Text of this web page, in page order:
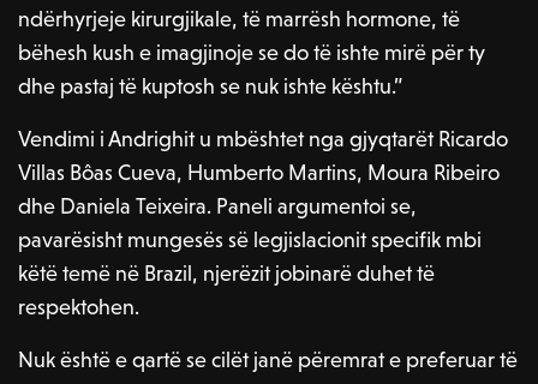
ndërhyrjeje kirurgjikale, të marrësh hormone, të
bëhesh kush e imagjinoje se do të ishte mirë për ty
dhe pastaj të kuptosh se nuk ishte kështu.”
Vendimi i Andrighit u mbështet nga gjyqtarët Ricardo
Villas Bôas Cueva, Humberto Martins, Moura Ribeiro
dhe Daniela Teixeira. Paneli argumentoi se,
pavarësisht mungesës së legjislacionit specifik mbi
këtë temë në Brazil, njerëzit jobinarë duhet të
respektohen.
Nuk është e qartë se cilët janë përemrat e preferuar të